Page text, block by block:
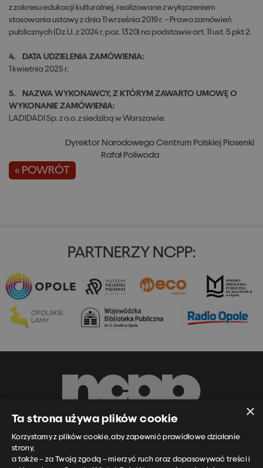
z zakresu edukacji kulturalnej, realizowane z wyłączeniem
stosowania ustawy z dnia 11 września 2019 r. – Prawo zamówień
publicznych (Dz.U. z 2024 r, poz. 1320) na podstawie art. 11 ust. 5 pkt 2.
4. DATA UDZIELENIA ZAMÓWIENIA:
1 kwietnia 2025 r.
5. NAZWA WYKONAWCY, Z KTÓRYM ZAWARTO UMOWĘ O
WYKONANIE ZAMÓWIENIA:
LADIDADI Sp. z o.o. z siedzibą w Warszawie.
Dyrektor Narodowego Centrum Polskiej Piosenki
Rafał Poliwoda
« POWRÓT
PARTNERZY NCPP:
×
Ta strona używa plików cookie
Korzystamy z plików cookie, aby zapewnić prawidłowe działanie
strony,
a także – za Twoją zgodą – mierzyć ruch oraz dopasowywać treści i